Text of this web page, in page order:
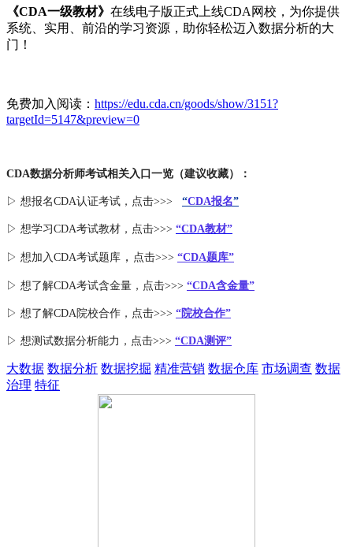
《CDA一级教材》 在线电子版正式上线CDA网校，为你提供
系统、实用、前沿的学习资源，助你轻松迈入数据分析的大
门！
免费加入阅读： https://edu.cda.cn/goods/show/3151?
targetId=5147&preview=0
CDA数据分析师考试相关入口一览（建议收藏）：
▷ 想报名CDA认证考试，点击>>> “CDA报名”
▷ 想学习CDA考试教材，点击>>> “CDA教材”
▷ 想加入CDA考试题库 ， 点击>>> “CDA题库”
▷ 想了解CDA考试含金量 ，点击>>> “CDA含金量”
▷ 想了解CDA院校合作 ，点击>>> “院校合作”
▷ 想测试数据分析能力，点击>>> “CDA测评”
大数据 数据分析 数据挖掘 精准营销 数据仓库 市场调查 数据
治理 特征